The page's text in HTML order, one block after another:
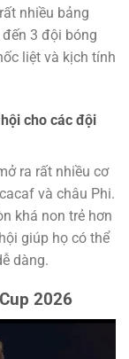
nhiều bảng
3 đội bóng
liệt và kịch tính
cho các đội
ra rất nhiều cơ
và châu Phi.
khá non trẻ hơn
giúp họ có thể
dàng.
2026